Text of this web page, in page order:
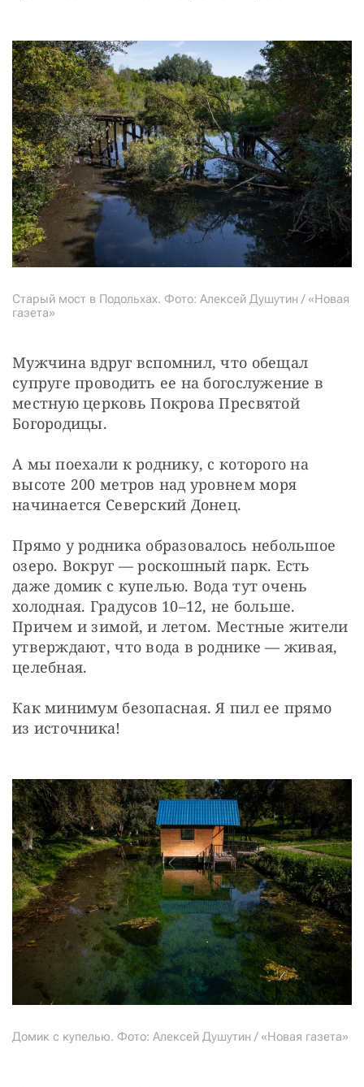
Старый мост в Подольхах. Фото: Алексей Душутин / «Новая
газета»
Мужчина вдруг вспомнил, что обещал
супруге проводить ее на богослужение в
местную церковь Покрова Пресвятой
Богородицы.
А мы поехали к роднику, с которого на
высоте 200 метров над уровнем моря
начинается Северский Донец.
Прямо у родника образовалось небольшое
озеро. Вокруг — роскошный парк. Есть
даже домик с купелью. Вода тут очень
холодная. Градусов 10–12, не больше.
Причем и зимой, и летом. Местные жители
утверждают, что вода в роднике — живая,
целебная.
Как минимум безопасная. Я пил ее прямо
из источника!
Домик с купелью. Фото: Алексей Душутин / «Новая газета»